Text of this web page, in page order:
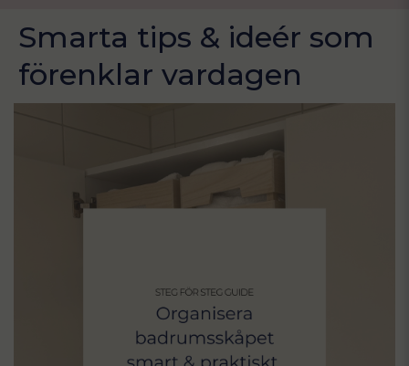
Smarta tips & ideér som
förenklar vardagen